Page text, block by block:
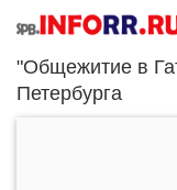
"Общежитие в
Петербурга